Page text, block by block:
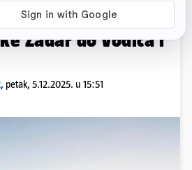
prijevoza
Zadar do Vodica i
, petak, 5.12.2025. u 15:51